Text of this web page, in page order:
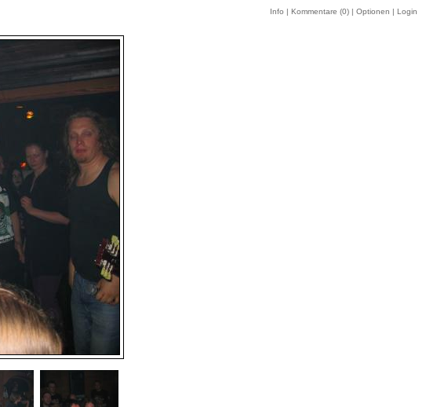
Info | Kommentare (0) | Optionen | Login